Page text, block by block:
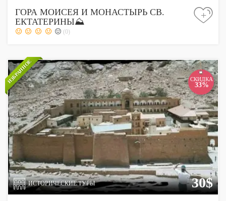
ГОРА МОИСЕЯ И МОНАСТЫРЬ СВ.
ЕКТАТЕРИНЫ⛰
(0)
+
ИЗБРАННОЕ СКИДКА
33%
ИСТОРИЧЕСКИЕ ТУРЫ 30$